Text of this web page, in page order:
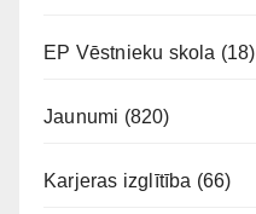
EP Vēstnieku skola (18)
Jaunumi (820)
Karjeras izglītība (66)